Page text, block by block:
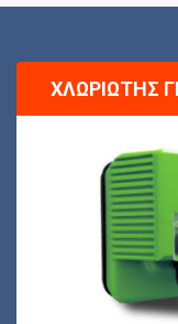
ΧΛΩΡΙΩΤΉΣ